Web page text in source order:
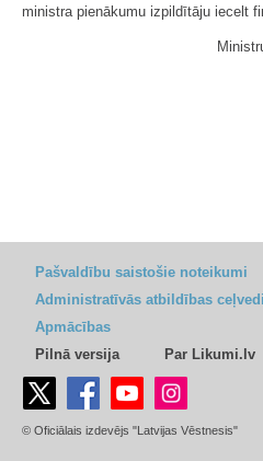
ministra pienākumu izpildītāju iecelt
Pašvaldību saistošie noteikumi
Administratīvās atbildības
Apmācības
Pilnā versija
Par Likumi.lv
© Oficiālais izdevējs "Latvijas Vēstnesis"